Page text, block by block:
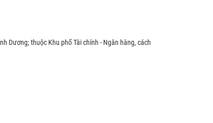
Dương; thuộc Khu phố Tài chính - Ngân hàng, cách